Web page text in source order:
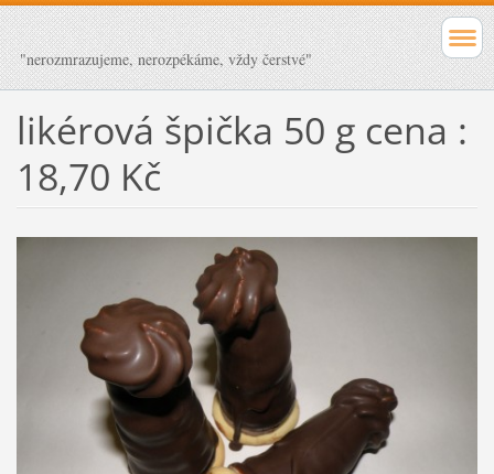
"nerozmrazujeme, nerozpékáme, vždy čerstvé"
likérová špička 50 g cena :
18,70 Kč